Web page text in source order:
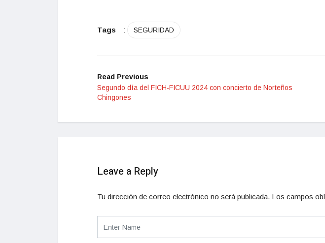
Tags : SEGURIDAD
Read Previous
Segundo día del FICH-FICUU 2024 con concierto de Norteños
Chingones
Leave a Reply
Tu dirección de correo electrónico no será publicada. Los campos